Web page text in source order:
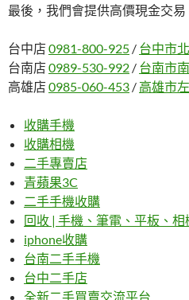
最後，我們會提供高價現金交
台中店 0981-800-925 / 台中市
台南店 0989-530-992 / 台南市
高雄店 0985-060-453 / 高雄市
收購手機
收購相機
二手專賣店
青蘋果3C
二手手機收購
回收 | 手機、筆電、平板、
iphone收購
台南二手手機
台中二手店
全新二手買賣交流平台